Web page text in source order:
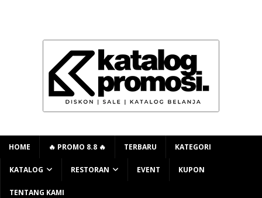
HOME 🔥 PROMO 8.8 🔥 TERBARU KATEGORI
KATALOG RESTORAN EVENT KUPON
TENTANG KAMI